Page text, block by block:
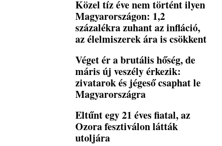
Közel tíz éve nem történt ilyen
Magyarországon: 1,2
százalékra zuhant az infláció,
az élelmiszerek ára is csökkent
Véget ér a brutális hőség, de
máris új veszély érkezik:
zivatarok és jégeső csaphat le
Magyarországra
Eltűnt egy 21 éves fiatal, az
Ozora fesztiválon látták
utoljára